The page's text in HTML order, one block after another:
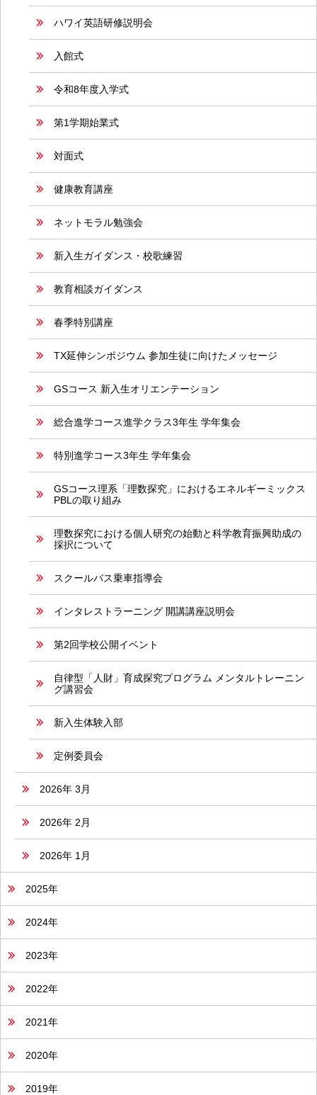
ハワイ英語研修説明会
入館式
令和8年度入学式
第1学期始業式
対面式
健康教育講座
ネットモラル勉強会
新入生ガイダンス・校歌練習
教育相談ガイダンス
春季特別講座
TX延伸シンポジウム 参加生徒に向けたメッセージ
GSコース 新入生オリエンテーション
総合進学コース進学クラス3年生 学年集会
特別進学コース3年生 学年集会
GSコース理系「理数探究」におけるエネルギーミックス
PBLの取り組み
理数探究における個人研究の始動と科学教育振興助成の
採択について
スクールバス乗車指導会
インタレストラーニング 開講講座説明会
第2回学校公開イベント
自律型「人財」育成探究プログラム メンタルトレーニン
グ講習会
新入生体験入部
定例委員会
2026年 3月
2026年 2月
2026年 1月
2025年
2024年
2023年
2022年
2021年
2020年
2019年